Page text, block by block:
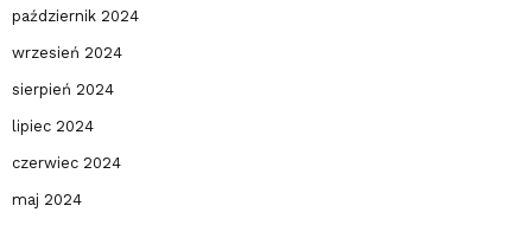
październik 2024
wrzesień 2024
sierpień 2024
lipiec 2024
czerwiec 2024
maj 2024